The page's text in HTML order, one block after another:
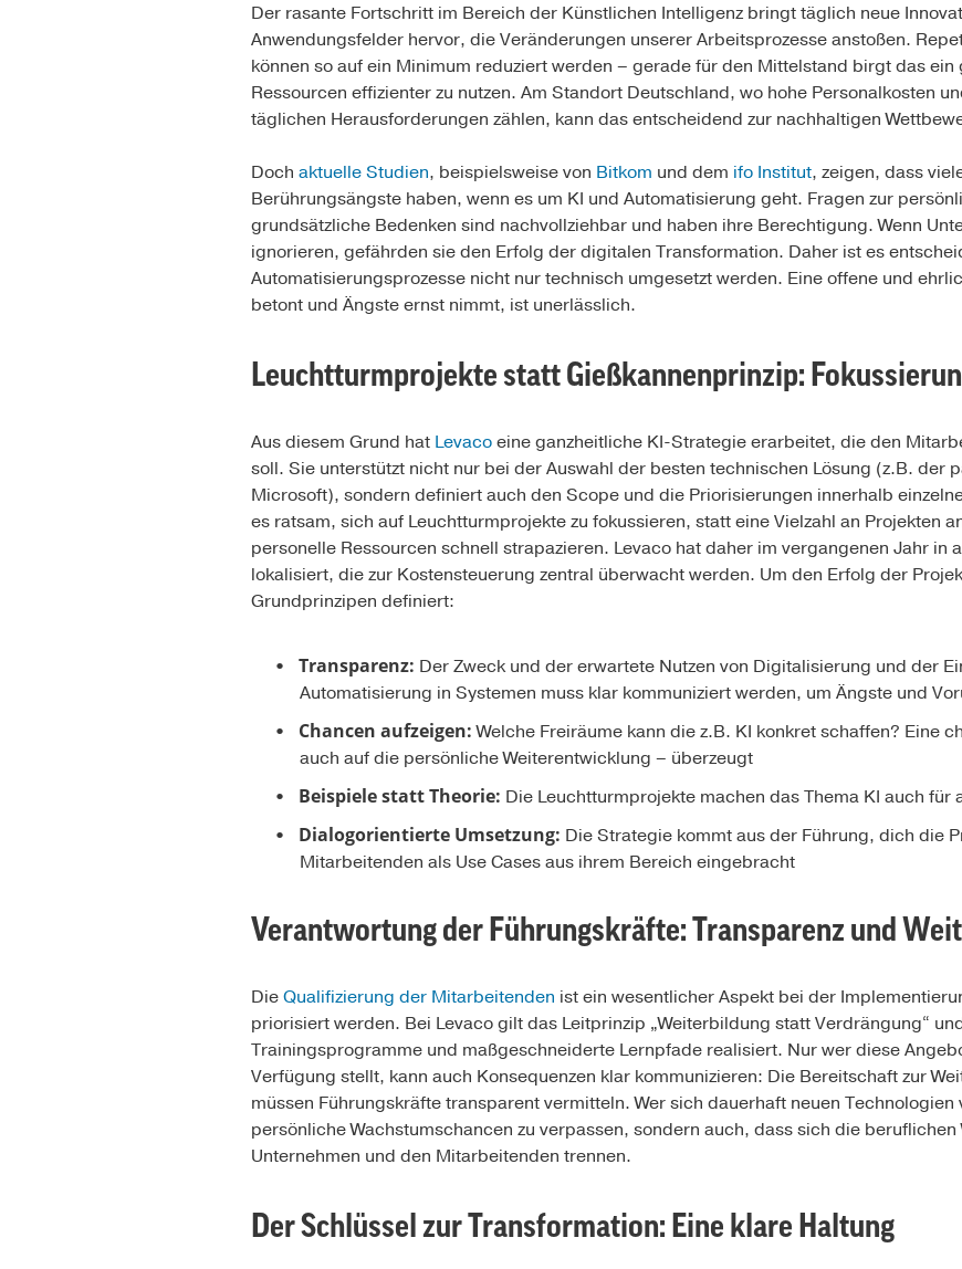
Der rasante Fortschritt im Bereich der Künstlichen Intelligenz bringt täglich neue
Anwendungsfelder hervor, die Veränderungen unserer Arbeitsprozesse anstoßen.
können so auf ein Minimum reduziert werden – gerade für den Mittelstand birgt das
Ressourcen effizienter zu nutzen. Am Standort Deutschland, wo hohe Personalkosten
täglichen Herausforderungen zählen, kann das entscheidend zur nachhaltigen
Doch aktuelle Studien, beispielsweise von Bitkom und dem ifo Institut, zeigen, dass
Berührungsängste haben, wenn es um KI und Automatisierung geht. Fragen zur
grundsätzliche Bedenken sind nachvollziehbar und haben ihre Berechtigung. Wenn
ignorieren, gefährden sie den Erfolg der digitalen Transformation. Daher ist es
Automatisierungsprozesse nicht nur technisch umgesetzt werden. Eine offene und
betont und Ängste ernst nimmt, ist unerlässlich.
Leuchtturmprojekte statt Gießkannenprinzip:
Aus diesem Grund hat Levacoeine ganzheitliche KI-Strategie erarbeitet, die den
soll. Sie unterstützt nicht nur bei der Auswahl der besten technischen Lösung (z.B. der
Microsoft), sondern definiert auch den Scope und die Priorisierungen innerhalb
es ratsam, sich auf Leuchtturmprojekte zu fokussieren, statt eine Vielzahl an Projekten
personelle Ressourcen schnell strapazieren. Levaco hat daher im vergangenen Jahr in
lokalisiert, die zur Kostensteuerung zentral überwacht werden. Um den Erfolg der
Grundprinzipen definiert:
Transparenz: Der Zweck und der erwartete Nutzen von Digitalisierung und der
Automatisierung in Systemen muss klar kommuniziert werden, um Ängste und
Chancen aufzeigen:Welche Freiräume kann die z.B. KI konkret schaffen? Eine
auch auf die persönliche Weiterentwicklung – überzeugt
Beispiele statt Theorie: Die Leuchtturmprojekte machen das Thema KI auch für
Dialogorientierte Umsetzung: Die Strategie kommt aus der Führung, dich die
Mitarbeitenden als Use Cases aus ihrem Bereich eingebracht
Verantwortung der Führungskräfte: Transparenz und
DieQualifizierung der Mitarbeitenden ist ein wesentlicher Aspekt bei der
priorisiert werden. Bei Levaco gilt das Leitprinzip „Weiterbildung statt Verdrängung“
Trainingsprogramme und maßgeschneiderte Lernpfade realisiert. Nur wer diese
Verfügung stellt, kann auch Konsequenzen klar kommunizieren: Die Bereitschaft zur
müssen Führungskräfte transparent vermitteln. Wer sich dauerhaft neuen
persönliche Wachstumschancen zu verpassen, sondern auch, dass sich die beruflichen
Unternehmen und den Mitarbeitenden trennen.
Der Schlüssel zur Transformation: Eine klare Haltung